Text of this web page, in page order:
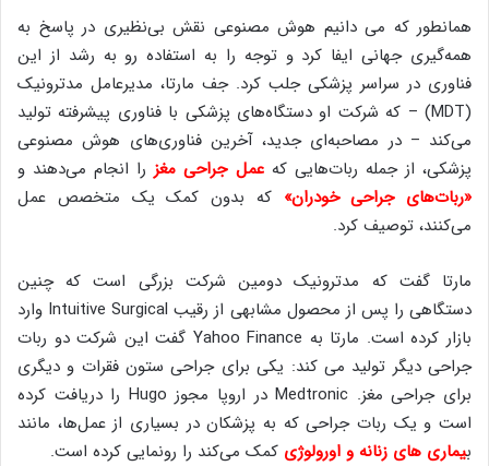
همانطور که می دانیم هوش مصنوعی نقش بی‌نظیری در پاسخ به
همه‌گیری جهانی ایفا کرد و توجه را به استفاده رو به رشد از این
فناوری در سراسر پزشکی جلب کرد. جف مارتا، مدیرعامل مدترونیک
(MDT) – که شرکت او دستگاه‌های پزشکی با فناوری پیشرفته تولید
می‌کند – در مصاحبه‌ای جدید، آخرین فناوری‌های هوش مصنوعی
پزشکی، از جمله ربات‌هایی کهعمل جراحی مغزرا انجام می‌دهند و
«ربات‌های جراحی خودران» که بدون کمک یک متخصص عمل
می‌کنند، توصیف کرد.
مارتا گفت که مدترونیک دومین شرکت بزرگی است که چنین
دستگاهی را پس از محصول مشابهی از رقیب Intuitive Surgical وارد
بازار کرده است. مارتا به Yahoo Finance گفت این شرکت دو ربات
جراحی دیگر تولید می کند: یکی برای جراحی ستون فقرات و دیگری
برای جراحی مغز. Medtronic در اروپا مجوز Hugo را دریافت کرده
است و یک ربات جراحی که به پزشکان در بسیاری از عمل‌ها، مانند
بیماری های زنانه و اورولوژی کمک می‌کند را رونمایی کرده است.